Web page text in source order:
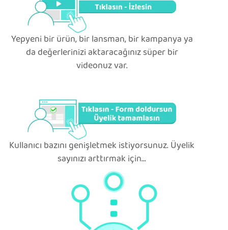
Yepyeni bir ürün, bir lansman, bir kampanya ya
da değerlerinizi aktaracağınız süper bir
videonuz var.
Kullanıcı bazını genişletmek istiyorsunuz. Üyelik
sayınızı arttırmak için...